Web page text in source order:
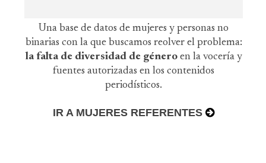
Una base de datos de mujeres y personas no
binarias con la que buscamos reolver el problema:
la falta de diversidad de género en la vocería y
fuentes autorizadas en los contenidos
periodísticos.
IR A MUJERES REFERENTES